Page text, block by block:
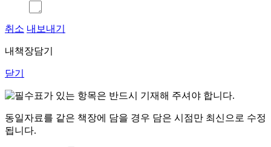
취소 내보내기
내책장담기
닫기
표가 있는 항목은 반드시 기재해 주셔야 합니다.
동일자료를 같은 책장에 담을 경우 담은 시점만 최신으로 수정
됩니다.